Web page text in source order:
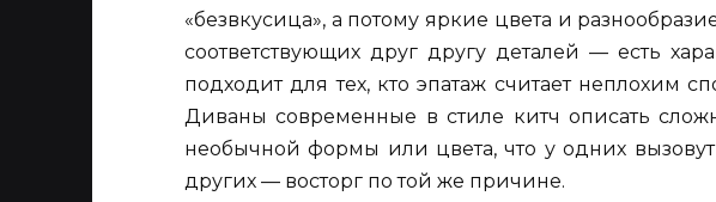
«безвкусица», а потому яркие цвета и
соответствующих друг другу деталей — есть
подходит для тех, кто эпатаж считает неплохим
Диваны современные в стиле китч описать
необычной формы или цвета, что у одних
других — восторг по той же причине.